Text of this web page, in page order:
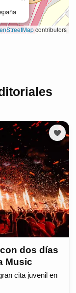
dos días
Music
cita juvenil en